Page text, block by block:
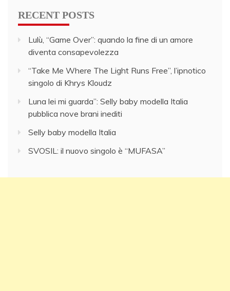
RECENT POSTS
Lulù, “Game Over”: quando la fine di un amore
diventa consapevolezza
“Take Me Where The Light Runs Free”, l’ipnotico
singolo di Khrys Kloudz
Luna lei mi guarda”: Selly baby modella Italia
pubblica nove brani inediti
Selly baby modella Italia
SVOSIL: il nuovo singolo è “MUFASA”